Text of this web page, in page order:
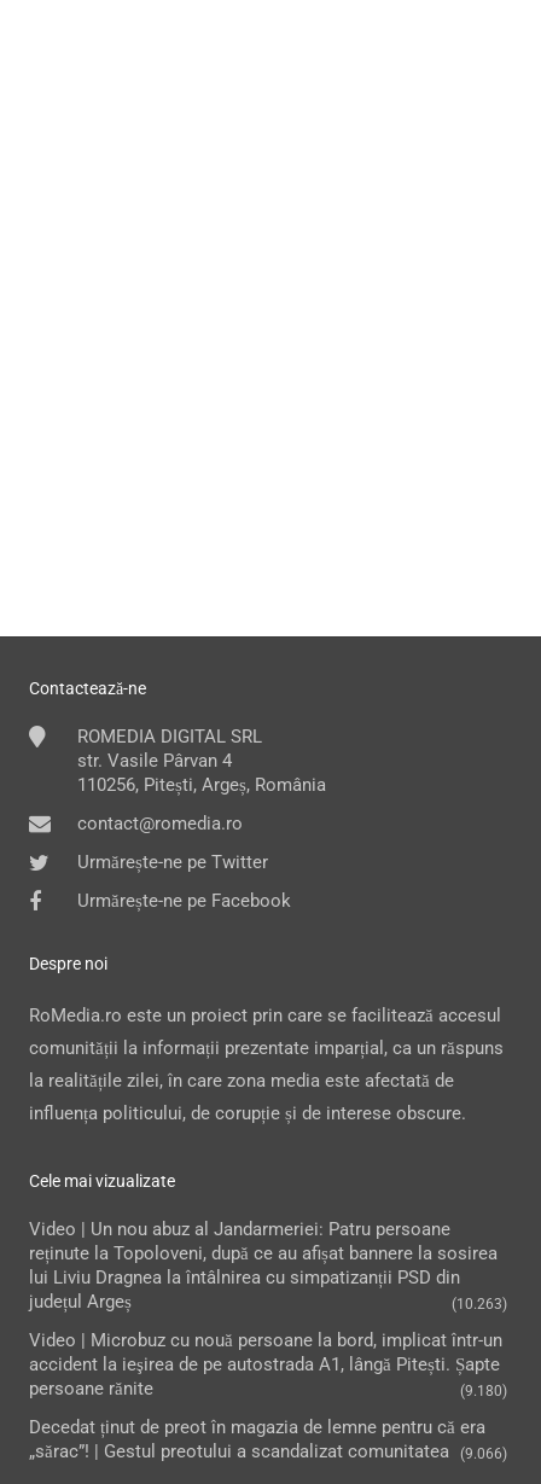
Contactează-ne
ROMEDIA DIGITAL SRL
str. Vasile Pârvan 4
110256, Pitești, Argeș, România
contact@romedia.ro
Urmărește-ne pe Twitter
Urmărește-ne pe Facebook
Despre noi
RoMedia.ro este un proiect prin care se facilitează accesul
comunității la informații prezentate imparțial, ca un răspuns
la realitățile zilei, în care zona media este afectată de
influența politicului, de corupție și de interese obscure.
Cele mai vizualizate
Video | Un nou abuz al Jandarmeriei: Patru persoane
reținute la Topoloveni, după ce au afișat bannere la sosirea
lui Liviu Dragnea la întâlnirea cu simpatizanții PSD din
județul Argeș
(10.263)
Video | Microbuz cu nouă persoane la bord, implicat într-un
accident la ieşirea de pe autostrada A1, lângă Pitești. Șapte
persoane rănite
(9.180)
Decedat ținut de preot în magazia de lemne pentru că era
„sărac”! | Gestul preotului a scandalizat comunitatea
(9.066)